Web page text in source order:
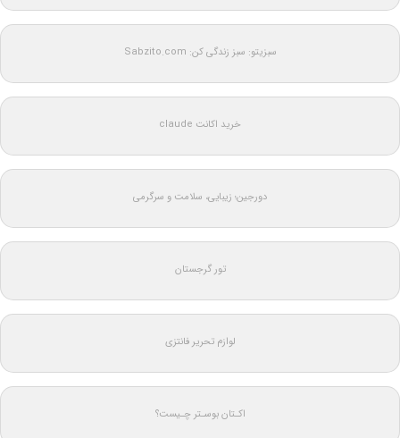
سبزیتو: سبز زندگی کن: Sabzito.com
خرید اکانت claude
دورجین؛ زیبایی، سلامت و سرگرمی
تور گرجستان
لوازم تحریر فانتزی
اکـتان بوسـتر چـیست؟